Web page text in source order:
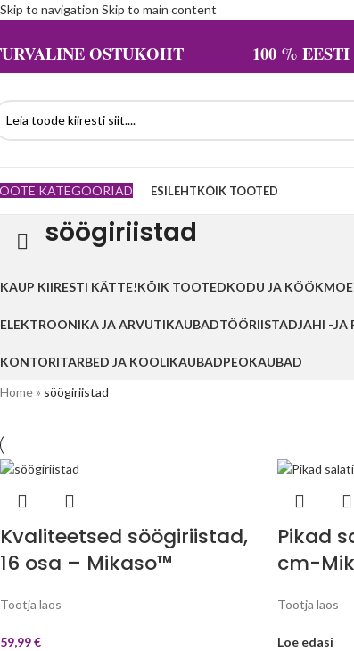
Skip to navigation Skip to main content
OSTUKOHT 100 % EESTI
KATEGOORIAD ESILEHTKÕIK TOOTED
söögiriistad
KAUP KIIRESTI KÄTTE!KÕIK TOOTEDKODU JA KÖÖK
ELEKTROONIKA JA ARVUTIKAUBADTÖÖRIISTADJAHI -JA
KONTORITARBED JA KOOLIKAUBADPEOKAUBAD
Home» söögiriistad
Kvaliteetsed söögiriistad,
16 osa – Mikaso™
Tootja laos
59,99€
Pikad
cm-
Tootja laos
Loe edasi